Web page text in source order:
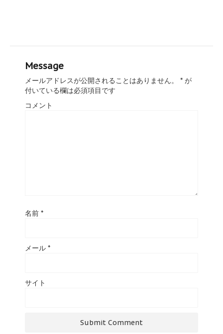
Message
メールアドレスが公開されることはありません。 * が
付いている欄は必須項目です
コメント
名前 *
メール *
サイト